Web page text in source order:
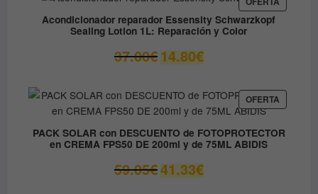
9.60€
hasta
14.50€
EN
Acondicionador reparador Essensity Schwarzkopf
Sealing Lotion 1L: Reparación y Color
37.00€ El
precio
era:
37.00€.
14.80€El
precio
es:
14.80€.
OFERTA
EN
PACK SOLAR con DESCUENTO de FOTOPROTECTOR
en CREMA FPS50 DE 200ml y de 75ML ABIDIS
59.05€ El
precio
41.33€El
precio